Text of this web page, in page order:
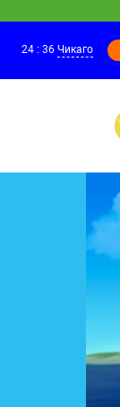
24 : 36 Чикаго